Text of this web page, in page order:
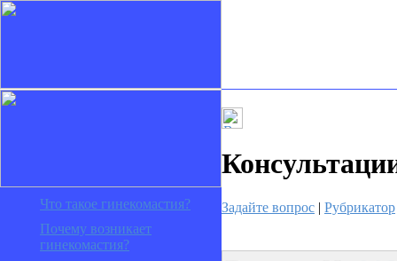
Что такое гинекомастия?
Почему возникает
гинекомастия?
Задайте вопрос | Рубрикатор